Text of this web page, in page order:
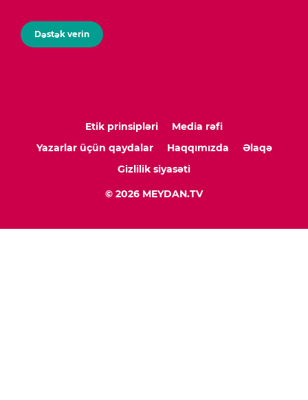
Dəstək verin
Etik prinsipləri
Media rəfi
Yazarlar üçün qaydalar
Haqqımızda
Əlaqə
Gizlilik siyasəti
© 2026 MEYDAN.TV